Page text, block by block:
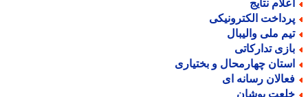
نتایج
الکترونیکی
ملی والیبال
تدارکاتی
چهارمحال و بختیاری
رسانه ای
پوشان